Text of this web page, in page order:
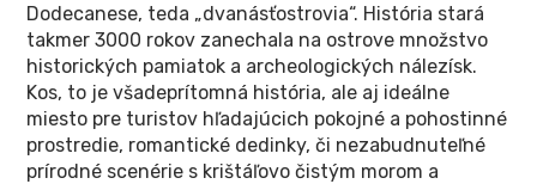
Dodecanese, teda „dvanásťostrovia“. História stará
takmer 3000 rokov zanechala na ostrove množstvo
historických pamiatok a archeologických nálezísk.
Kos, to je všadeprítomná história, ale aj ideálne
miesto pre turistov hľadajúcich pokojné a pohostinné
prostredie, romantické dedinky, či nezabudnuteľné
prírodné scenérie s krištáľovo čistým morom a